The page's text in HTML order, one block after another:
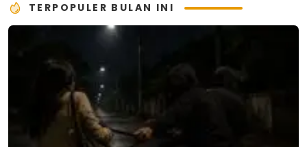
TERPOPULER BULAN INI